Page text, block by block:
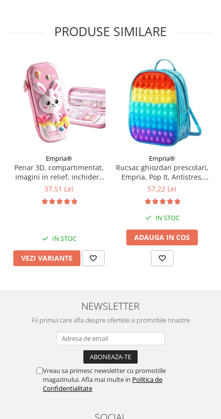
PRODUSE SIMILARE
Empria®
Penar 3D, compartimentat,
imagini in relief, inchidere
cu fermoar, pentru scoala si
modele
37,51 Lei
IN STOC
VEZI VARIANTE
Empria®
Rucsac ghiozdan prescolari,
Empria, Pop It, Antistres,
Rainbow
57,22 Lei
IN STOC
ADAUGA IN COS
NEWSLETTER
Fii primul care afla despre ofertele si promotiile noastre
Vreau sa primesc newsletter cu promotiile
magazinului. Afla mai multe in Politica de
Confidentialitate